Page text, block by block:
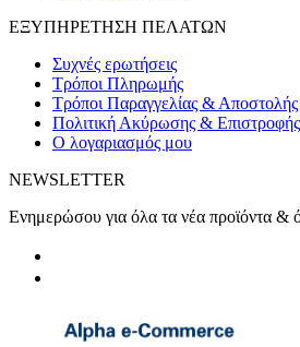
ΕΞΥΠΗΡΕΤΗΣΗ ΠΕΛΑΤΩΝ
Συχνές ερωτήσεις
Τρόποι Πληρωμής
Τρόποι Παραγγελίας & Αποστολής
Πολιτική Ακύρωσης & Επιστροφής
Ο λογαριασμός μου
NEWSLETTER
Ενημερώσου για όλα τα νέα προϊόντα &